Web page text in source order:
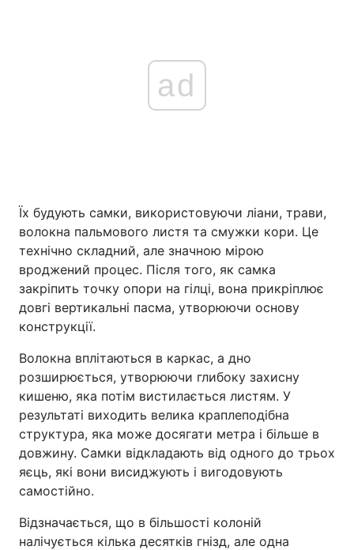
ad
Їх будують самки, використовуючи ліани, трави,
волокна пальмового листя та смужки кори. Це
технічно складний, але значною мірою
вроджений процес. Після того, як самка
закріпить точку опори на гілці, вона прикріплює
довгі вертикальні пасма, утворюючи основу
конструкції.
Волокна вплітаються в каркас, а дно
розширюється, утворюючи глибоку захисну
кишеню, яка потім вистилається листям. У
результаті виходить велика краплеподібна
структура, яка може досягати метра і більше в
довжину. Самки відкладають від одного до трьох
яєць, які вони висиджують і вигодовують
самостійно.
Відзначається, що в більшості колоній
налічується кілька десятків гнізд, але одна